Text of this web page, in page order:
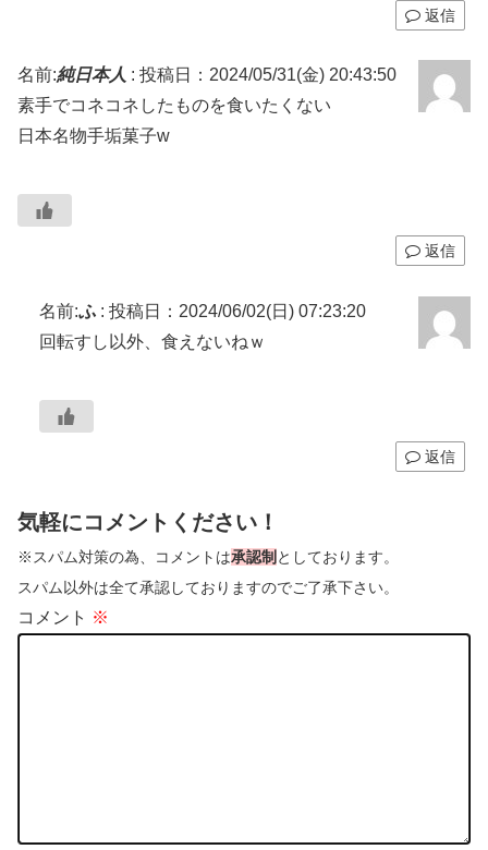
返信
名前:純日本人 : 投稿日：2024/05/31(金) 20:43:50
素手でコネコネしたものを食いたくない
日本名物手垢菓子w
返信
名前:ふ : 投稿日：2024/06/02(日) 07:23:20
回転すし以外、食えないねｗ
返信
気軽にコメントください！
※スパム対策の為、コメントは承認制としております。
スパム以外は全て承認しておりますのでご了承下さい。
コメント ※